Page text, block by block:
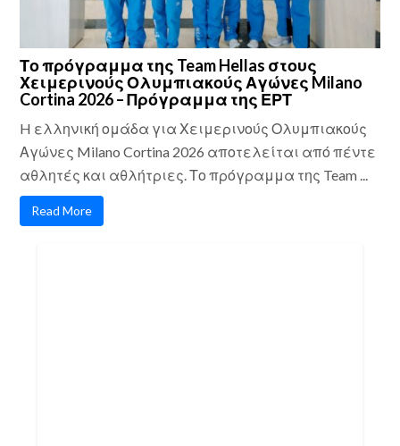
Το πρόγραμμα της Team Hellas στους
Χειμερινούς Ολυμπιακούς Αγώνες Milano
Cortina 2026 – Πρόγραμμα της ΕΡΤ
H ελληνική ομάδα για Χειμερινούς Ολυμπιακούς
Αγώνες Milano Cortina 2026 αποτελείται από πέντε
αθλητές και αθλήτριες. Το πρόγραμμα της Team ...
Read More